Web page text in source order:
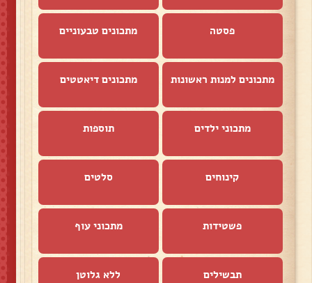
פסטה מתכונים טבעוניים
מתכונים למנות ראשונות מתכונים דיאטטים
מתכוני ילדים תוספות
קינוחים סלטים
פשטידות מתכוני עוף
תבשילים ללא גלוטן